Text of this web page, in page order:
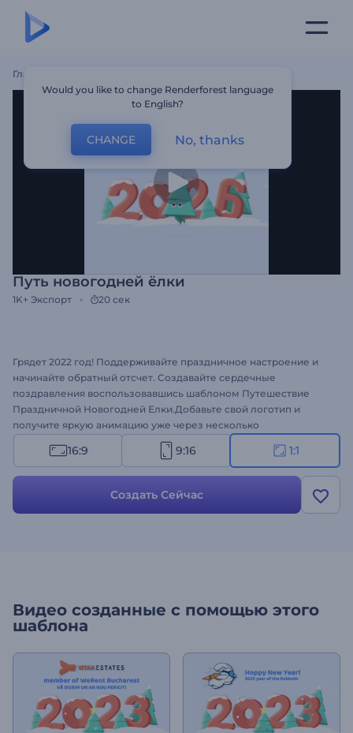
Главная
Путь новогодней ёлки
1K+ Экспорт 20 сек
Грядет 2022 год! Поддерживайте праздничное настроение и
начинайте обратный отсчет. Создавайте сердечные
поздравления воспользовавшись шаблоном Путешествие
Праздничной Новогодней Елки.Добавьте свой логотип и
получите яркую анимацию уже через несколько
минут.Идеально подходит для рождественских видео-
открыток, новогодних поздравлений, приглашений на
улыбку и распространите праздничное настроение.
16:9 9:16 1:1
Создать Сейчас
Видео созданные с помощью этого
шаблона
Would you like to change Renderforest language
to English?
CHANGE No, thanks